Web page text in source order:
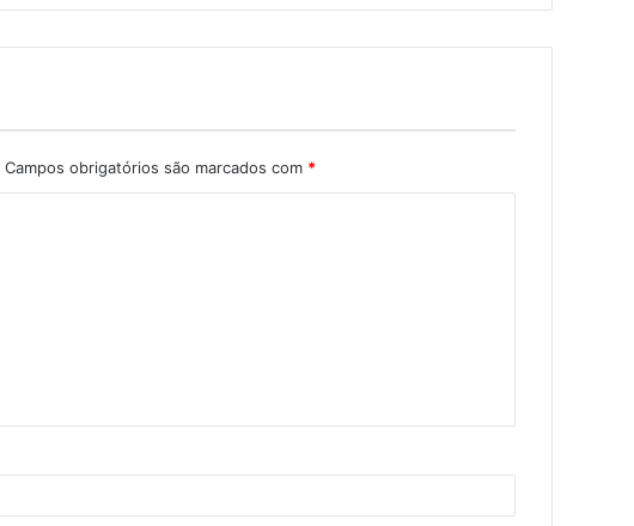
Campos obrigatórios são marcados com *